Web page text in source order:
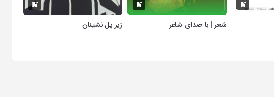
شعر | با صدای شاعر زیر پل نشینان